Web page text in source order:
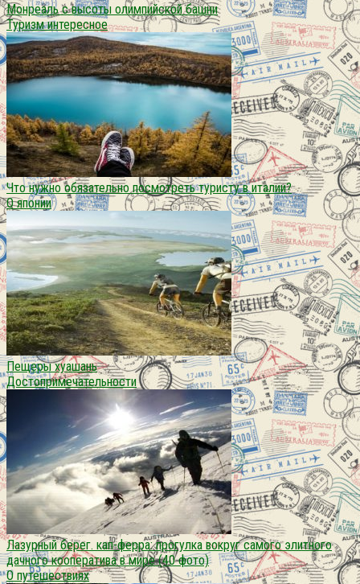
Монреаль с высоты олимпийской башни
Туризм интересное
Что нужно обязательно посмотреть туристу в италии?
О японии
Пещеры хуашань
Достопримечательности
Лазурный берег. кап-ферра: прогулка вокруг самого элитного
дачного кооператива в мире (40 фото)
О путешествиях